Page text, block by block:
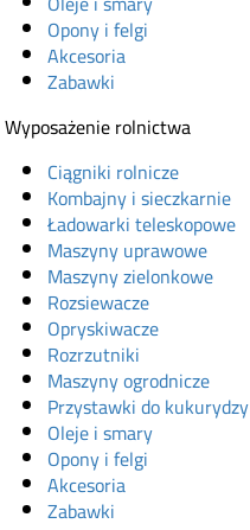
Opony i felgi
Akcesoria
Zabawki
Wyposażenie rolnictwa
Ciągniki rolnicze
Kombajny i sieczkarnie
Ładowarki teleskopowe
Maszyny uprawowe
Maszyny zielonkowe
Rozsiewacze
Opryskiwacze
Rozrzutniki
Maszyny ogrodnicze
Przystawki do kukurydzy
Oleje i smary
Opony i felgi
Akcesoria
Zabawki